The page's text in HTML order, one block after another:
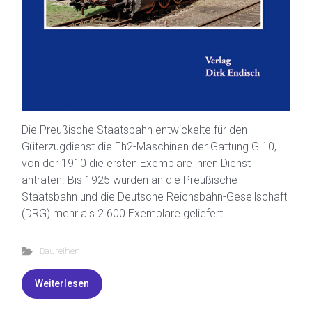
Die Preußische Staatsbahn entwickelte für den
Güterzugdienst die Eh2-Maschinen der Gattung G 10,
von der 1910 die ersten Exemplare ihren Dienst
antraten. Bis 1925 wurden an die Preußische
Staatsbahn und die Deutsche Reichsbahn-Gesellschaft
(DRG) mehr als 2.600 Exemplare geliefert.
Baureihen
Weiterlesen